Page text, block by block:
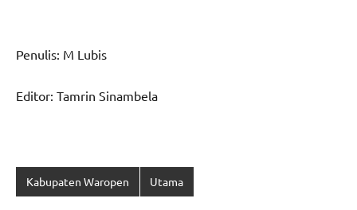
Penulis: M Lubis
Editor: Tamrin Sinambela
Kabupaten Waropen Utama